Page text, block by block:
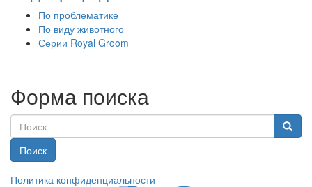
По проблематике
По виду животного
Серии Royal Groom
Форма поиска
Поиск
Политика конфиденциальности